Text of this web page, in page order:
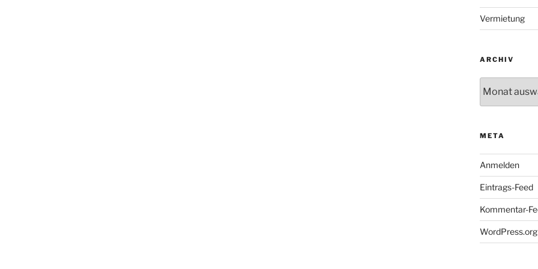
Vermietung
ARCHIV
META
Anmelden
Eintrags-Feed
Kommentar-
WordPress.org